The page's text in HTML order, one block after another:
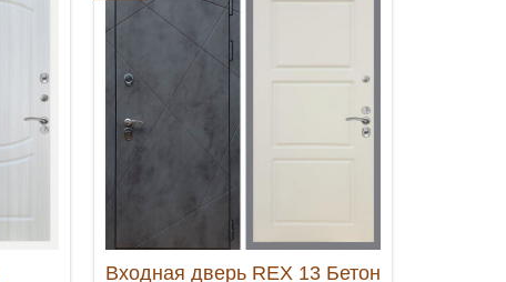
Входная дверь REX 13 Бетон